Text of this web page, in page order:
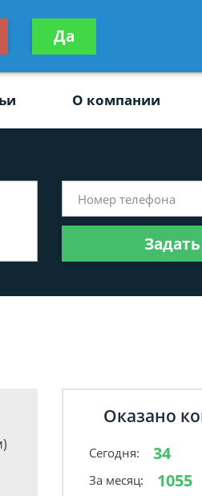
консультацию
бесплатно
О компании
Оказано
Сегодня: 34
За месяц: 1055
Да